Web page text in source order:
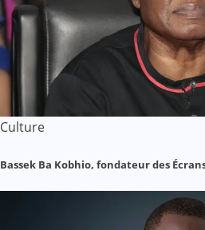
Culture
Bassek Ba Kobhio, fondateur des